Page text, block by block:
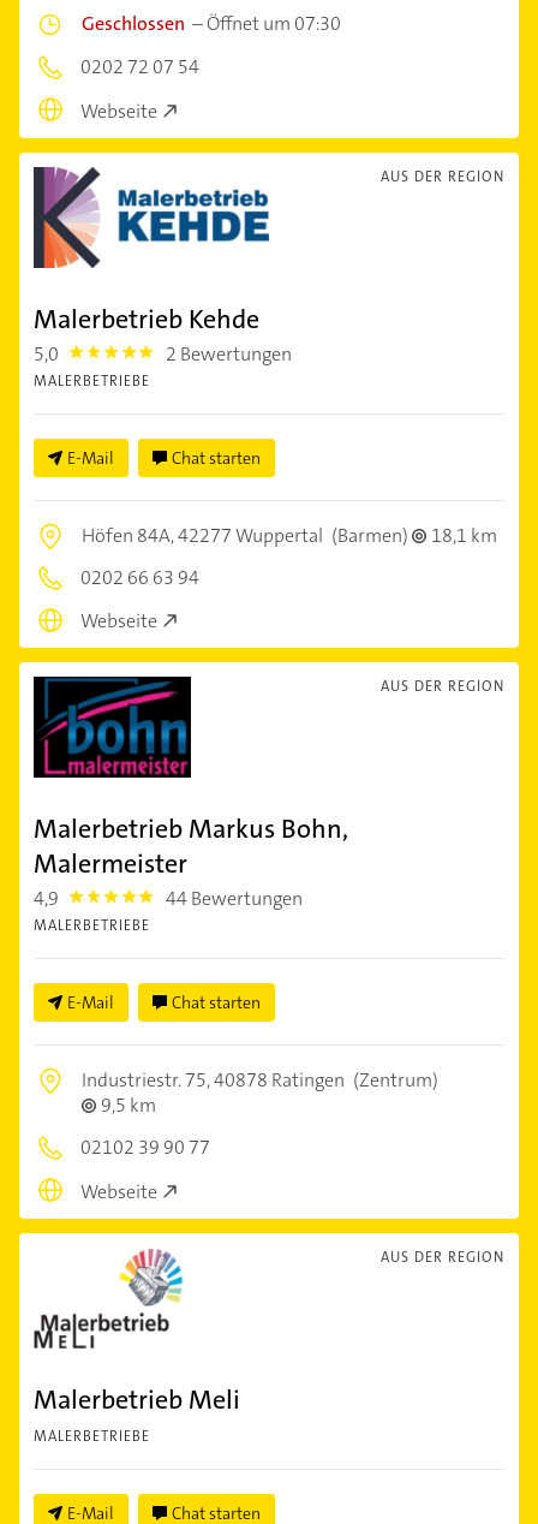
Geschlossen –Öffnet um 07:30
0202 72 07 54
Webseite
AUS DER REGION
Malerbetrieb Kehde
5,0 5.0 2 Bewertungen
MALERBETRIEBE
E-Mail Chat starten
Höfen 84A,42277 Wuppertal (Barmen)
18,1 km
0202 66 63 94
Webseite
AUS DER REGION
Malerbetrieb Markus Bohn,
Malermeister
4,9 4.9 44 Bewertungen
MALERBETRIEBE
E-Mail Chat starten
Industriestr. 75,40878 Ratingen (Zentrum)
9,5 km
02102 39 90 77
Webseite
AUS DER REGION
Malerbetrieb Meli
MALERBETRIEBE
E-Mail Chat starten